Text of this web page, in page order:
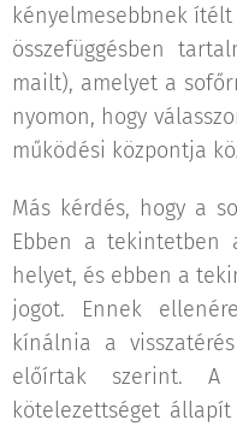
kényelmesebbnek
összefüggésben
mailt), amelyet a
nyomon, hogy
működési központja
Más kérdés, hogy a
Ebben a
helyet, és ebben a
jogot. Ennek
kínálnia a
előírtak szerint. A
kötelezettséget